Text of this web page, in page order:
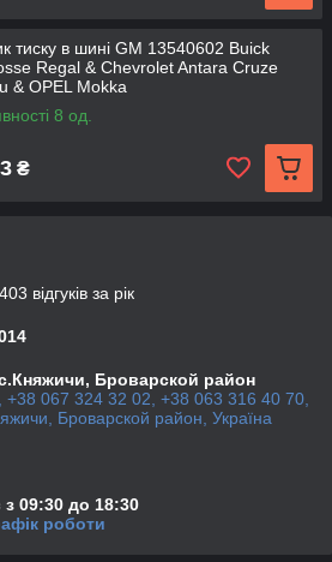
тиску в шині GM 13540602 Buick
Regal & Chevrolet Antara Cruze
& OPEL Mokka
8 од.
₴
відгуків за рік
Броварской район
067 324 32 02, +38 063 316 40 70,
Броварской район, Україна
09:30 до 18:30
роботи